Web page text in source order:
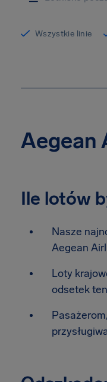
Wszystkie linie
Aegean
Ile lotów
Nasze
Aegean
Loty
odsetek